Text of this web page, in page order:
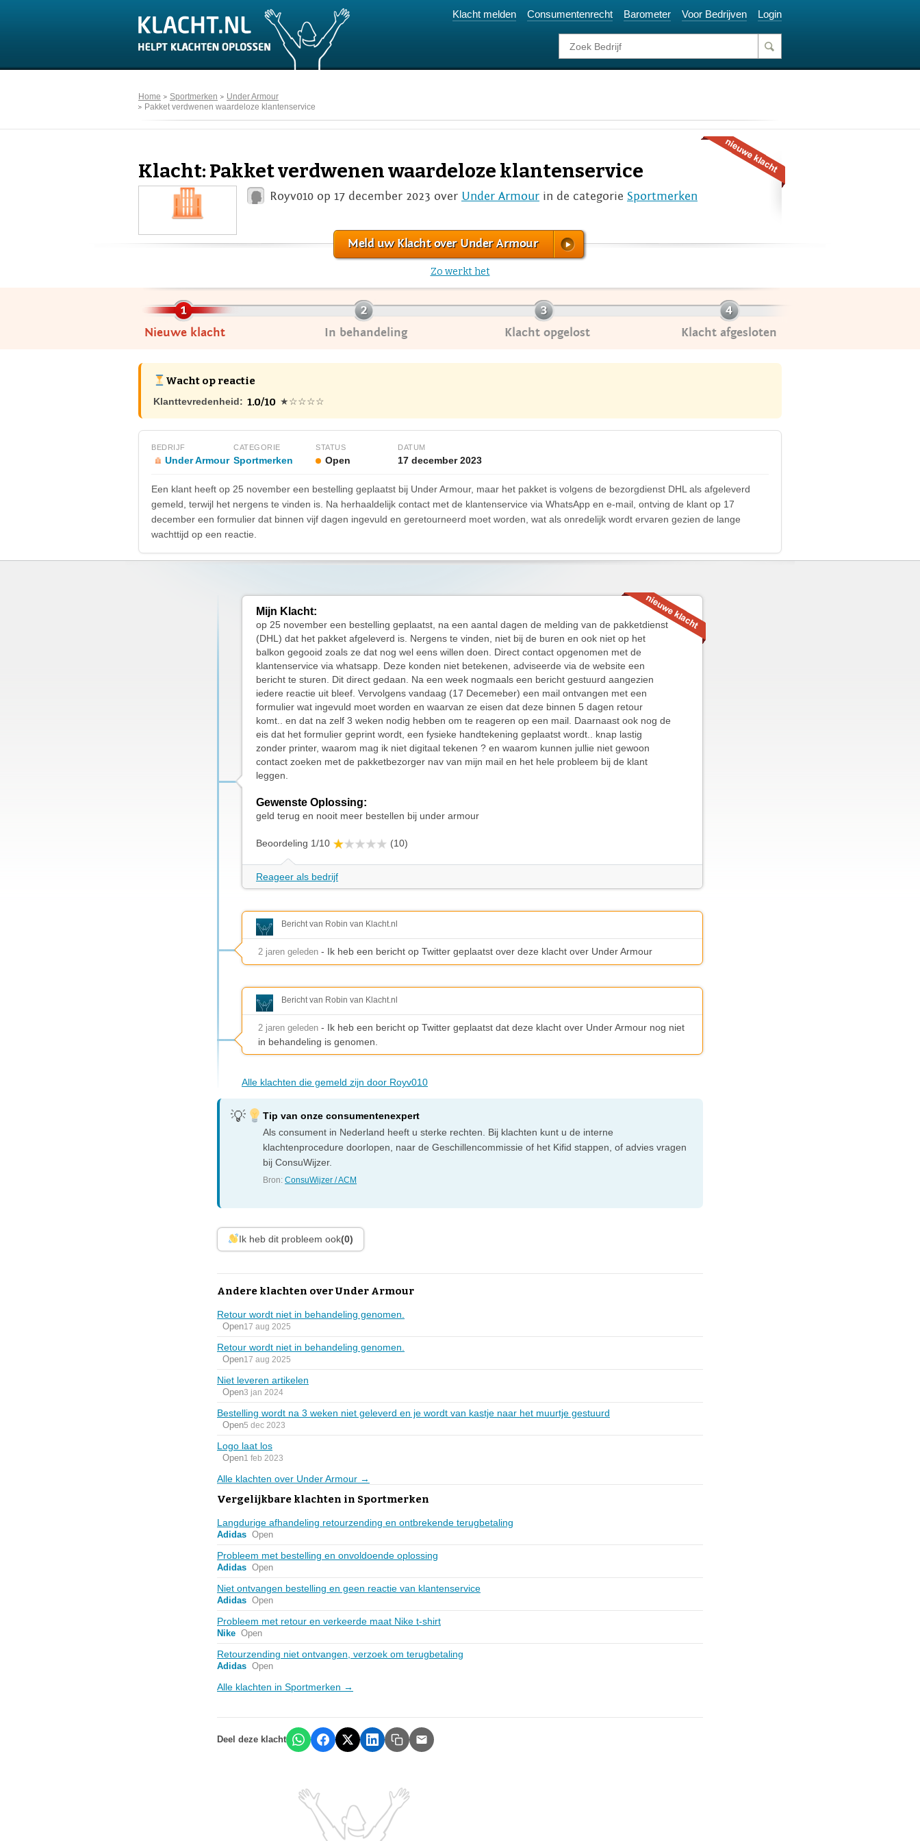
Klacht melden Consumentenrecht Barometer Voor Bedrijven Login
Home Sportmerken
Under Armour
Pakket verdwenen waardeloze klantenservice
Klacht: Pakket verdwenen waardeloze klantenservice
Royv010 op 17 december 2023 over Under Armour in de categorie Sportmerken
Meld uw Klacht over Under Armour
Zo werkt het
Nieuwe klacht In behandeling Klacht opgelost Klacht afgesloten
Wacht op reactie
Klanttevredenheid: 1.0/10 ★☆☆☆☆
BEDRIJF
Under Armour
CATEGORIE
Sportmerken
STATUS
Open
DATUM
17 december 2023
Een klant heeft op 25 november een bestelling geplaatst bij Under Armour, maar het pakket is volgens de bezorgdienst DHL als afgeleverd
gemeld, terwijl het nergens te vinden is. Na herhaaldelijk contact met de klantenservice via WhatsApp en e-mail, ontving de klant op 17
december een formulier dat binnen vijf dagen ingevuld en geretourneerd moet worden, wat als onredelijk wordt ervaren gezien de lange
wachttijd op een reactie.
Mijn Klacht:
op 25 november een bestelling geplaatst, na een aantal dagen de melding van de pakketdienst
(DHL) dat het pakket afgeleverd is. Nergens te vinden, niet bij de buren en ook niet op het
balkon gegooid zoals ze dat nog wel eens willen doen. Direct contact opgenomen met de
klantenservice via whatsapp. Deze konden niet betekenen, adviseerde via de website een
bericht te sturen. Dit direct gedaan. Na een week nogmaals een bericht gestuurd aangezien
iedere reactie uit bleef. Vervolgens vandaag (17 Decemeber) een mail ontvangen met een
formulier wat ingevuld moet worden en waarvan ze eisen dat deze binnen 5 dagen retour
komt.. en dat na zelf 3 weken nodig hebben om te reageren op een mail. Daarnaast ook nog de
eis dat het formulier geprint wordt, een fysieke handtekening geplaatst wordt.. knap lastig
zonder printer, waarom mag ik niet digitaal tekenen ? en waarom kunnen jullie niet gewoon
contact zoeken met de pakketbezorger nav van mijn mail en het hele probleem bij de klant
leggen.
Gewenste Oplossing:
geld terug en nooit meer bestellen bij under armour
Beoordeling 1/10 (10)
Reageer als bedrijf
Bericht van Robin van Klacht.nl
2 jaren geleden - Ik heb een bericht op Twitter geplaatst over deze klacht over Under Armour
Bericht van Robin van Klacht.nl
2 jaren geleden - Ik heb een bericht op Twitter geplaatst dat deze klacht over Under Armour nog niet
in behandeling is genomen.
Alle klachten die gemeld zijn door Royv010
Tip van onze consumentenexpert
Als consument in Nederland heeft u sterke rechten. Bij klachten kunt u de interne
klachtenprocedure doorlopen, naar de Geschillencommissie of het Kifid stappen, of advies vragen
bij ConsuWijzer.
Bron:ConsuWijzer / ACM
Ik heb dit probleem ook(0)
Andere klachten over Under Armour
Retour wordt niet in behandeling genomen.
Open17 aug 2025
Retour wordt niet in behandeling genomen.
Open17 aug 2025
Niet leveren artikelen
Open3 jan 2024
Bestelling wordt na 3 weken niet geleverd en je wordt van kastje naar het muurtje gestuurd
Open5 dec 2023
Logo laat los
Open1 feb 2023
Alle klachten over Under Armour →
Vergelijkbare klachten in Sportmerken
Langdurige afhandeling retourzending en ontbrekende terugbetaling
Adidas Open
Probleem met bestelling en onvoldoende oplossing
Adidas Open
Niet ontvangen bestelling en geen reactie van klantenservice
Adidas Open
Probleem met retour en verkeerde maat Nike t-shirt
Nike Open
Retourzending niet ontvangen, verzoek om terugbetaling
Adidas Open
Alle klachten in Sportmerken →
Deel deze klacht